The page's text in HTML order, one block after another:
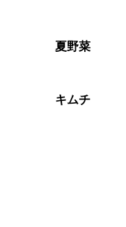
し上がりください。
夏野菜
キムチ